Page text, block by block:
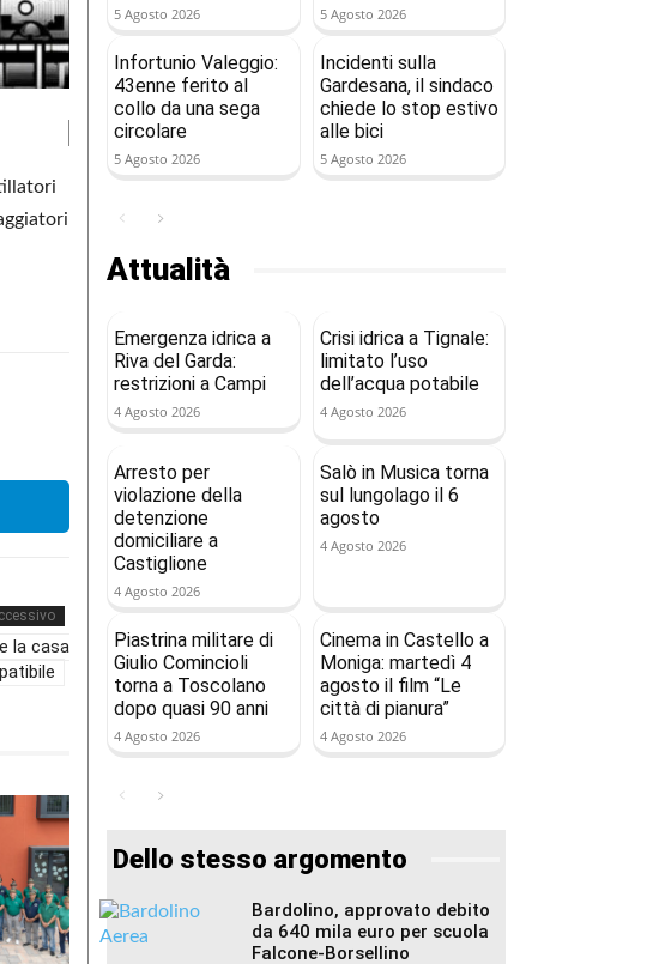
la casa
5 Agosto 2026 5 Agosto 2026
Infortunio Valeggio:
43enne ferito al
collo da una sega
circolare
5 Agosto 2026
Incidenti sulla
Gardesana, il sindaco
chiede lo stop estivo
alle bici
5 Agosto 2026
Attualità
Emergenza idrica a
Riva del Garda:
restrizioni a Campi
4 Agosto 2026
Crisi idrica a Tignale:
limitato l’uso
dell’acqua potabile
4 Agosto 2026
Arresto per
violazione della
detenzione
domiciliare a
Castiglione
4 Agosto 2026
Salò in Musica torna
sul lungolago il 6
agosto
4 Agosto 2026
Piastrina militare di
Giulio Comincioli
torna a Toscolano
dopo quasi 90 anni
4 Agosto 2026
Cinema in Castello a
Moniga: martedì 4
agosto il film “Le
città di pianura”
4 Agosto 2026
Dello stesso argomento
Bardolino, approvato debito
da 640 mila euro per scuola
Falcone-Borsellino